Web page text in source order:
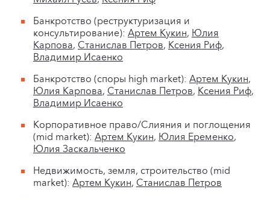
Банкротство (реструктуризация и
консультирование): Артем Кукин, Юлия
Карпова, Станислав Петров, Ксения Риф,
Владимир Исаенко
Банкротство (споры high market): Артем Кукин,
Юлия Карпова, Станислав Петров, Ксения Риф,
Владимир Исаенко
Корпоративное право/Слияния и поглощения
(mid market): Артем Кукин, Юлия Еременко,
Юлия Заскальченко
Недвижимость, земля, строительство (mid
market): Артем Кукин, Станислав Петров